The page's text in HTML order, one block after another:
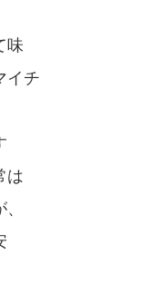
味
イチ
は